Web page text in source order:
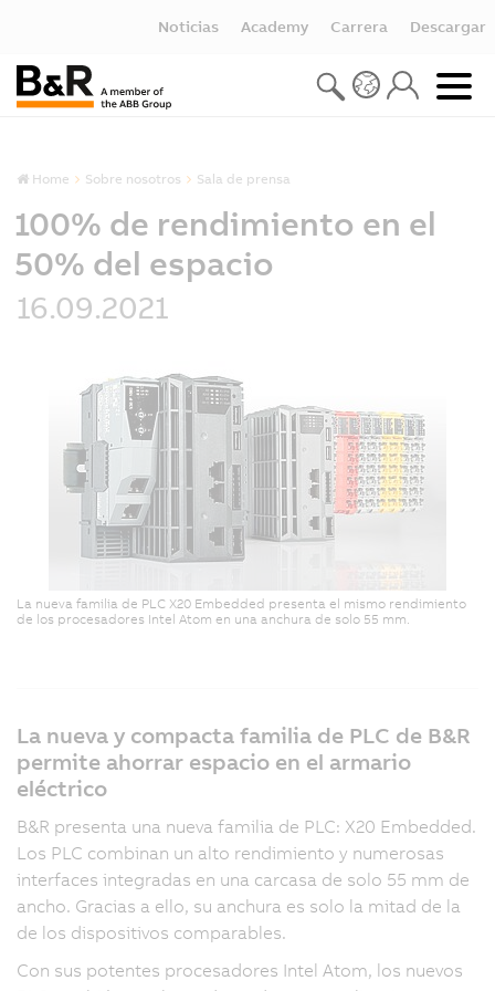
Noticias Academy Carrera Descargar
Home Sobre nosotros Sala de prensa
100% de rendimiento en el
50% del espacio
16.09.2021
La nueva familia de PLC X20 Embedded presenta el mismo rendimiento
de los procesadores Intel Atom en una anchura de solo 55 mm.
La nueva y compacta familia de PLC de B&R
permite ahorrar espacio en el armario
eléctrico
B&R presenta una nueva familia de PLC: X20 Embedded.
Los PLC combinan un alto rendimiento y numerosas
interfaces integradas en una carcasa de solo 55 mm de
ancho. Gracias a ello, su anchura es solo la mitad de la
de los dispositivos comparables.
Con sus potentes procesadores Intel Atom, los nuevos